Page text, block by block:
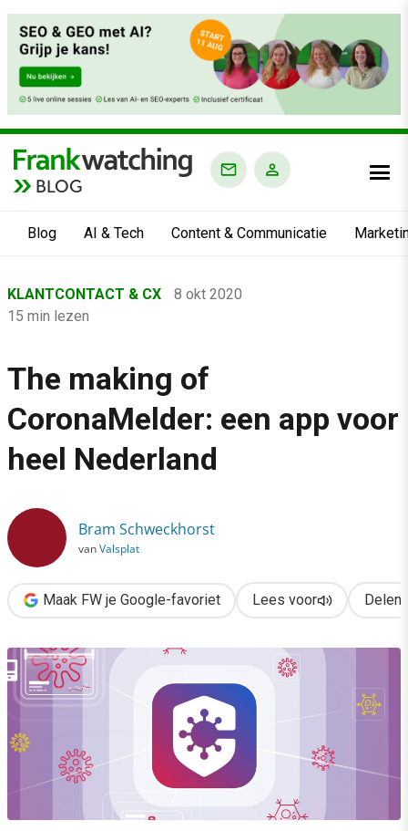
BLOG
Blog AI & Tech Content & Communicatie
›
Klantcontact & CX
›
The making of CoronaMelder: een app voor heel Nederland
KLANTCONTACT & CX
8 okt 2020
15 min lezen
The making of
CoronaMelder: een app voor
heel Nederland
Bram Schweckhorst
vanValsplat
Maak FW je Google-favoriet Lees voor Delen